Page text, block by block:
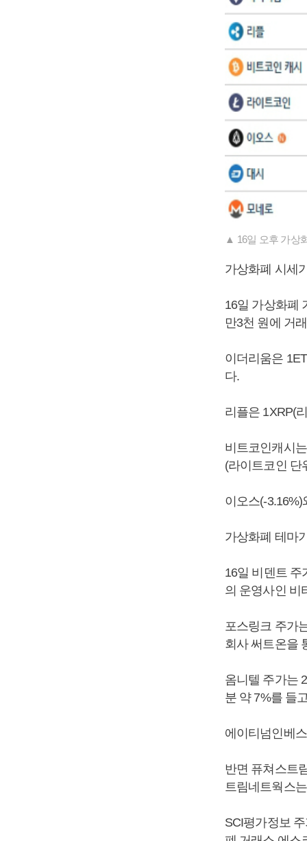
▲ 16일 오후 가상
가상화폐 시세
16일 가상화폐
만3천 원에 거
이더리움은
다.
리플은 1XRP(
비트코인캐시
(라이트코인 단
이오스(-
가상화폐 테마
16일 비덴트 주
의 운영사인 비
포스링크 주가
회사 써트온을
옴니텔 주가는
분 약 7%를 들
에이티넘인베
반면 퓨쳐스트
트림네트웍스
SCI평가정보